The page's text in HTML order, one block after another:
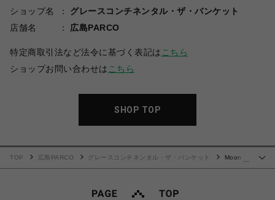
ショップ名
グレースコンチネンタル・ザ・バンケット
店舗名
広島PARCO
特定商取引法など法令に基づく表記は こちら
ショップお問い合わせは こちら
SHOP TOP
TOP 広島PARCO グレースコンチネンタル・ザ・バンケット
Moon